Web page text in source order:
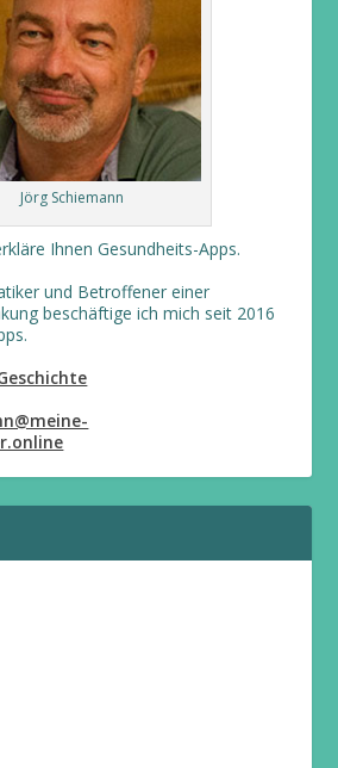
Jörg Schiemann
Ihnen Gesundheits-Apps.
und Betroffener einer
beschäftige ich mich seit 2016